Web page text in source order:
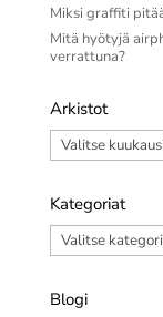
Miksi graffiti
Mitä hyötyjä
verrattuna?
Arkistot
Arkistot
Kategoriat
Kategoriat
Blogi